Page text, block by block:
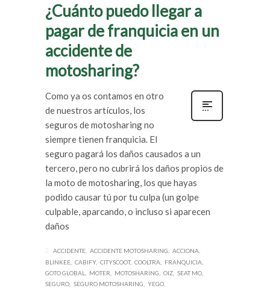
¿Cuánto puedo llegar a
pagar de franquicia en un
accidente de
motosharing?
Como ya os contamos en otro
de nuestros artículos, los
seguros de motosharing no
siempre tienen franquicia. El
seguro pagará los daños causados a un
tercero, pero no cubrirá los daños propios de
la moto de motosharing, los que hayas
podido causar tú por tu culpa (un golpe
culpable, aparcando, o incluso si aparecen
daños
ACCIDENTE ACCIDENTE MOTOSHARING
ACCIONA
BLINKEE CABIFY CITYSCOOT COOLTRA
FRANQUICIA
GOTO GLOBAL
MOTER MOTOSHARING OIZ SEAT MO
SEGURO SEGURO MOTOSHARING YEGO